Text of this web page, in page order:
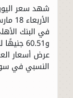
شهد سعر
و60.51
عرض أسعار
النسبي في